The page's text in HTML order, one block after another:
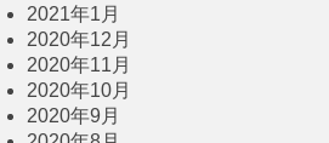
2021年1月
2020年12月
2020年11月
2020年10月
2020年9月